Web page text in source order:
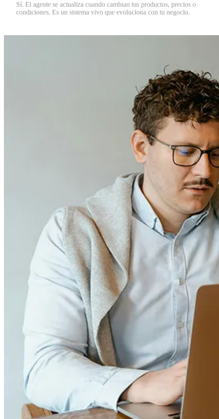
Sí. El agente se actualiza cuando cambian tus productos, precios o
condiciones. Es un sistema vivo que evoluciona con tu negocio.